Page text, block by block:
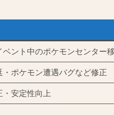
ベント中のポケモンセンター
・ポケモン遭遇バグなど修正
・安定性向上